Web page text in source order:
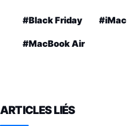
#Black Friday #iMac
#MacBook Air
ARTICLES LIÉS